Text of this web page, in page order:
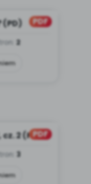
PDF
(PD)
2
PDF
2 (PD)
3